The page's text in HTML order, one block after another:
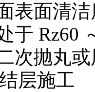
表面清
于 Rz60
次抛丸
层施工